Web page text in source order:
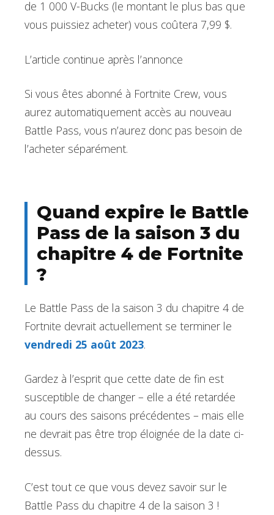
de 1 000 V-Bucks (le montant le plus bas que
vous puissiez acheter) vous coûtera 7,99 $.
L’article continue après l’annonce
Si vous êtes abonné à Fortnite Crew, vous
aurez automatiquement accès au nouveau
Battle Pass, vous n’aurez donc pas besoin de
l’acheter séparément.
Quand expire le Battle
Pass de la saison 3 du
chapitre 4 de Fortnite
?
Le Battle Pass de la saison 3 du chapitre 4 de
Fortnite devrait actuellement se terminer le
vendredi 25 août 2023.
Gardez à l’esprit que cette date de fin est
susceptible de changer – elle a été retardée
au cours des saisons précédentes – mais elle
ne devrait pas être trop éloignée de la date ci-
dessus.
C’est tout ce que vous devez savoir sur le
Battle Pass du chapitre 4 de la saison 3 !